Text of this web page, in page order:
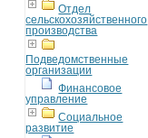
Отдел
сельскохозяйственного
производства
Подведомственные
организации
Финансовое
управление
Социальное
развитие